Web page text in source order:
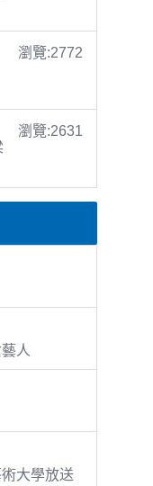
瀏覽:2772
瀏覽:2631
人
大學放送